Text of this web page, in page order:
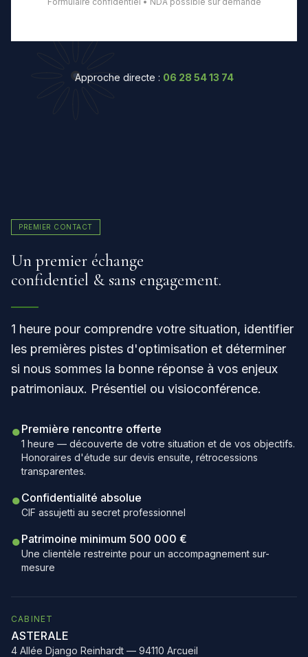
Approche directe : 06 28 54 13 74
PREMIER CONTACT
Un premier échange
confidentiel & sans engagement.
1 heure pour comprendre votre situation, identifier
les premières pistes d'optimisation et déterminer
si nous sommes la bonne réponse à vos enjeux
patrimoniaux. Présentiel ou visioconférence.
●Première rencontre offerte
1 heure — découverte de votre situation et de vos objectifs.
Honoraires d'étude sur devis ensuite, rétrocessions
transparentes.
●Confidentialité absolue
CIF assujetti au secret professionnel
●Patrimoine minimum 500 000 €
Une clientèle restreinte pour un accompagnement sur-
mesure
CABINET
ASTERALE
4 Allée Django Reinhardt — 94110 Arcueil